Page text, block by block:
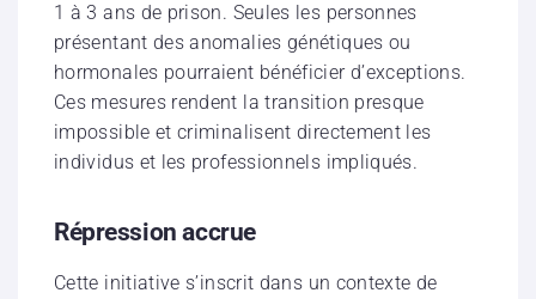
1 à 3 ans de prison. Seules les personnes
présentant des anomalies génétiques ou
hormonales pourraient bénéficier d’exceptions.
Ces mesures rendent la transition presque
impossible et criminalisent directement les
individus et les professionnels impliqués.
Répression accrue
Cette initiative s’inscrit dans un contexte de